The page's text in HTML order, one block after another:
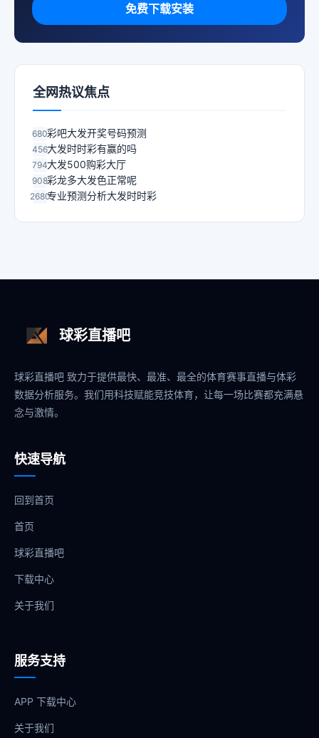
免费下载安装
全网热议焦点
680彩吧大发开奖号码预测
456大发时时彩有赢的吗
794大发500购彩大厅
908彩龙多大发色正常呢
2680专业预测分析大发时时彩
球彩直播吧
球彩直播吧 致力于提供最快、最准、最全的体育赛事直播与体彩
数据分析服务。我们用科技赋能竞技体育，让每一场比赛都充满悬
念与激情。
快速导航
回到首页
首页
球彩直播吧
下载中心
关于我们
服务支持
APP 下载中心
关于我们